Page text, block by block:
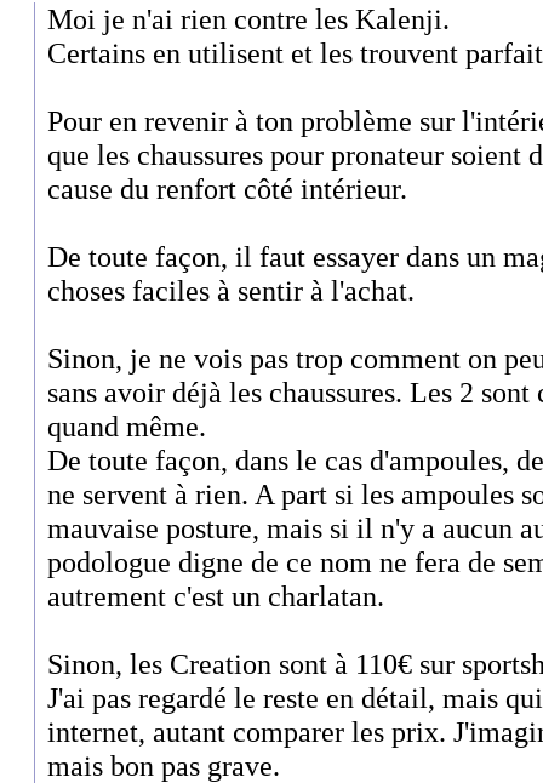
Moi je n'ai rien contre les Kalenji.
Certains en utilisent et les trouvent
Pour en revenir à ton problème sur
que les chaussures pour pronateur soient
cause du renfort côté intérieur.
De toute façon, il faut essayer dans un
choses faciles à sentir à l'achat.
Sinon, je ne vois pas trop comment on
sans avoir déjà les chaussures. Les 2
quand même.
De toute façon, dans le cas d'ampoules,
ne servent à rien. A part si les ampoules
mauvaise posture, mais si il n'y a aucun
podologue digne de ce nom ne fera de
autrement c'est un charlatan.
Sinon, les Creation sont à 110€ sur
J'ai pas regardé le reste en détail, mais
internet, autant comparer les prix.
mais bon pas grave.